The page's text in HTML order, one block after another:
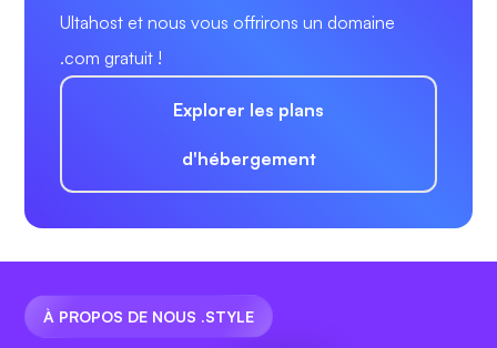
Ultahost et nous vous offrirons un domaine
.com gratuit !
Explorer les plans
d'hébergement
À PROPOS DE NOUS .STYLE